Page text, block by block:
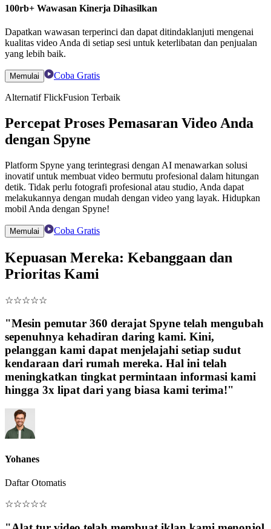
100rb+ Wawasan Kinerja Dihasilkan
Dapatkan wawasan terperinci dan dapat ditindaklanjuti mengenai
kualitas video Anda di setiap sesi untuk keterlibatan dan penjualan
yang lebih baik.
Memulai Coba Gratis
Alternatif FlickFusion Terbaik
Percepat Proses Pemasaran Video Anda
dengan Spyne
Platform Spyne yang terintegrasi dengan AI menawarkan solusi
inovatif untuk membuat video bermutu profesional dalam hitungan
detik. Tidak perlu fotografi profesional atau studio, Anda dapat
melakukannya dengan mudah dengan video yang layak. Hidupkan
mobil Anda dengan Spyne!
Memulai Coba Gratis
Kepuasan Mereka: Kebanggaan dan
Prioritas Kami
☆☆☆☆☆
"Mesin pemutar 360 derajat Spyne telah mengubah
sepenuhnya kehadiran daring kami. Kini,
pelanggan kami dapat menjelajahi setiap sudut
kendaraan dari rumah mereka. Hal ini telah
meningkatkan tingkat permintaan informasi kami
hingga 3x lipat dari yang biasa kami terima!"
Yohanes
Daftar Otomatis
☆☆☆☆☆